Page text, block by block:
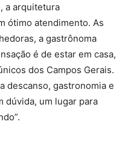
a arquitetura
ótimo atendimento. As
a gastrônoma
é de estar em casa,
dos Campos Gerais.
descanso, gastronomia e
dúvida, um lugar para